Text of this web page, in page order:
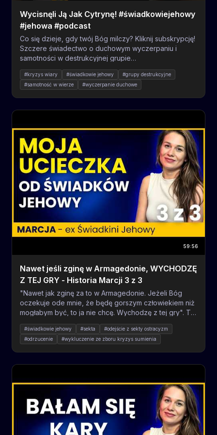
Wycisnęli Ją Jak Cytrynę! #świadkowiejehowy
#jehowa #podcast
Co się dzieje, gdy twój Bóg milczy? Kliknij subskrypcję!
Szczere świadectwo o duchowym wyczerpaniu i
samotności w destrukcyjnej grupie
#ŚwiadkowieJehowy. Analizujemy trudne emocje
towarzyszące #KryzysowiWiary. Czy kiedykolwiek
czułeś/aś się wypalony/a przez swoje przekonania?
Podziel się historią!
#kryzys wiary #świadkowie jehowy
#grupy destrukcyjne
#samotność w wierze
#wyczerpanie duchowe
#milczenie boga
#jak odejść z sekty
59:56
Nawet jeśli zginę w Armagedonie, WYCHODZĘ
Z TEJ GRY - Historia Marcji 3 z 3
"Nawet jak zginę za to w Armagedonie. Jeżeli Bóg
oczekuje ode mnie, że będę gorszym człowiekiem niż
mogłabym być, to ja nie chcę. Wychodzę z tej gry". To
właśnie te słowa stały się dla Marcji punktem zwrotnym
– momentem, w którym wierność własnemu sumieniu
okazała się ważniejsza niż strach przed religijną
doktryną. W trzeciej, ostatniej części naszej rozmowy,
lektura zakazanej przez organizację książki "Kryzys
Sumienia", do której namówił ją własny mąż, stała się
katalizatorem zmian nie tylko dla niej, ale i dla całej ich
rodziny. Historia Marcji to poruszające świadectwo o
tym, jak wygląda bolesny proces ostracyzmu, kiedy w
największym życiowym kryzysie, w momencie utraty
#świadkowie jehowy #sekta
#odejście z sekty ostracyzm
#odrzucenie
#wykluczenie ze zboru kryzys sumienia